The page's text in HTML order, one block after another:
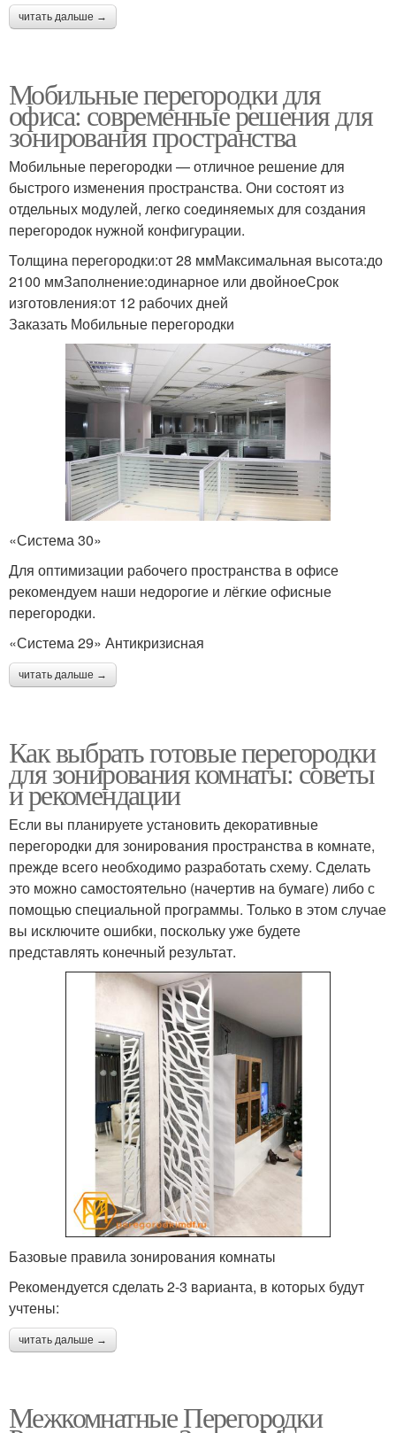
читать дальше →
Мобильные перегородки для
офиса: современные решения для
зонирования пространства
Мобильные перегородки — отличное решение для
быстрого изменения пространства. Они состоят из
отдельных модулей, легко соединяемых для создания
перегородок нужной конфигурации.
Толщина перегородки:от 28 ммМаксимальная высота:до
2100 ммЗаполнение:одинарное или двойноеСрок
изготовления:от 12 рабочих дней
Заказать Мобильные перегородки
«Система 30»
Для оптимизации рабочего пространства в офисе
рекомендуем наши недорогие и лёгкие офисные
перегородки.
«Система 29» Антикризисная
читать дальше →
Как выбрать готовые перегородки
для зонирования комнаты: советы
и рекомендации
Если вы планируете установить декоративные
перегородки для зонирования пространства в комнате,
прежде всего необходимо разработать схему. Сделать
это можно самостоятельно (начертив на бумаге) либо с
помощью специальной программы. Только в этом случае
вы исключите ошибки, поскольку уже будете
представлять конечный результат.
Базовые правила зонирования комнаты
Рекомендуется сделать 2-3 варианта, в которых будут
учтены:
читать дальше →
Межкомнатные Перегородки